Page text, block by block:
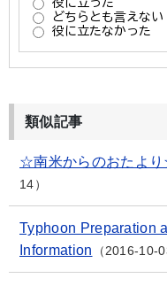
類似記事
☆南米からのおたより
14
Typhoon Preparation
Information
2016-10-